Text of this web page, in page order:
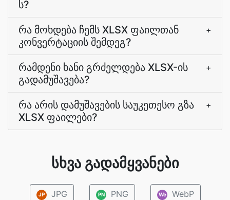
ს?
რა მოხდება ჩემს XLSX ფაილთან
კონვერტაციის შემდეგ?
+
რამდენი ხანი გრძელდება XLSX-ის
გადამუშავება?
+
რა არის დამუშავების საუკეთესო გზა
XLSX ფაილები?
+
სხვა გადამყვანები
JP JPG PN PNG We WebP